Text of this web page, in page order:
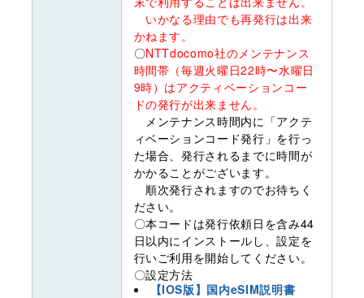
いかなる理由でも再発行は出来
かねます。
〇NTTdocomo社のメンテナンス
時間帯（毎週火曜日22時〜水曜日
9時）はアクティベーションコー
ドの発行が出来ません。
メンテナンス時間内に「アクテ
ィベーションコード発行」を行っ
た場合、発行されるまでに時間が
かかることがございます。
順次発行されますのでお待ちく
ださい。
〇本コードは発行依頼日を含み44
日以内にインストールし、設定を
行いご利用を開始してください。
〇設定方法
【IOS版】国内eSIM説明書